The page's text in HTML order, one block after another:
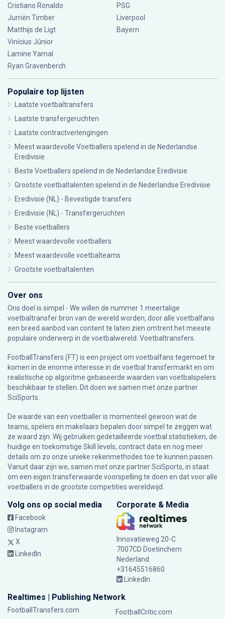
Cristiano Ronaldo
Jurriën Timber
Matthijs de Ligt
Vinícius Júnior
Lamine Yamal
Ryan Gravenberch
PSG
Liverpool
Bayern
Populaire top lijsten
Laatste voetbaltransfers
Laatste transfergeruchten
Laatste contractverlengingen
Meest waardevolle Voetballers spelend in de Nederlandse
Eredivisie
Beste Voetballers spelend in de Nederlandse Eredivisie
Grootste voetbaltalenten spelend in de Nederlandse Eredivisie
Eredivisie (NL) - Bevestigde transfers
Eredivisie (NL) - Transfergeruchten
Beste voetballers
Meest waardevolle voetballers
Meest waardevolle voetbalteams
Grootste voetbaltalenten
Over ons
Ons doel is simpel - We willen de nummer 1 meertalige
voetbaltransfer bron van de wereld worden, door alle voetbalfans
een breed aanbod van content te laten zien omtrent het meeste
populaire onderwerp in de voetbalwereld: Voetbaltransfers.
FootballTransfers (FT) is een project om voetbalfans tegemoet te
komen in de enorme interesse in de voetbal transfermarkt en om
realistische op algoritme gebaseerde waarden van voetbalspelers
beschikbaar te stellen. Dit doen we samen met onze partner
SciSports.
De waarde van een voetballer is momenteel gewoon wat de
teams, spelers en makelaars bepalen door simpel te zeggen wat
ze waard zijn. Wij gebruiken gedetailleerde voetbal statistieken, de
huidige en toekomstige Skill levels, contract data en nog meer
details om zo onze unieke rekenmethodes toe te kunnen passen.
Vanuit daar zijn we, samen met onze partner SciSports, in staat
om een eigen transferwaarde voorspelling te doen en dat voor alle
voetballers in de grootste competities wereldwijd.
Volg ons op social media
Facebook
Instagram
X
LinkedIn
Corporate & Media
Innovatieweg 20-C
7007CD Doetinchem
Nederland
+31645516860
LinkedIn
Realtimes | Publishing Network
FootballTransfers.com FootballCritic.com